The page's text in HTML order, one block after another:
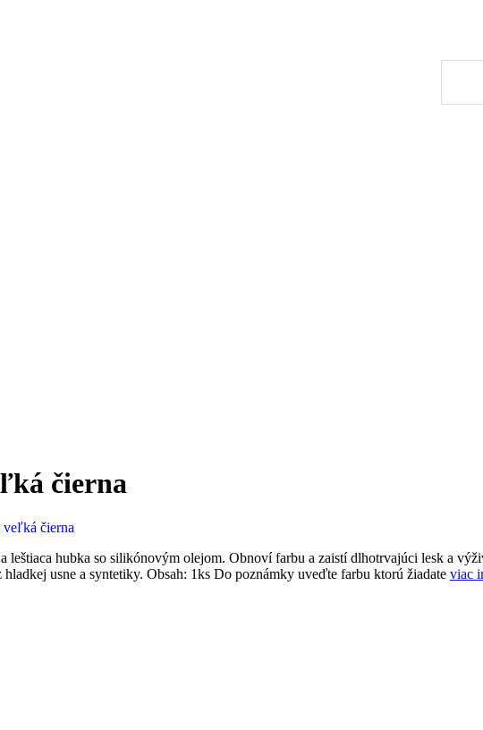
čierna
leštiaca hubka so silikónovým olejom. Obnoví farbu a zaistí dlhotrvajúci lesk a
usne a syntetiky. Obsah: 1ks Do poznámky uveďte farbu ktorú žiadate viac